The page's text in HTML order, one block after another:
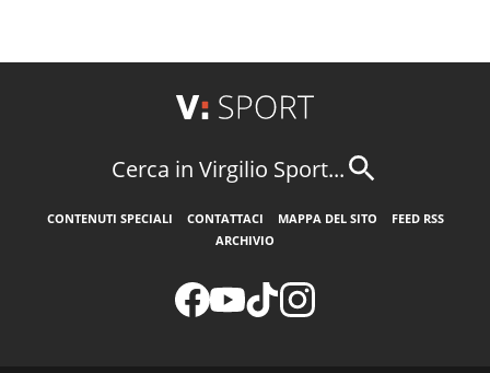
Cerca in Virgilio Sport...
CONTENUTI SPECIALI CONTATTACI MAPPA DEL SITO
FEED RSS
ARCHIVIO